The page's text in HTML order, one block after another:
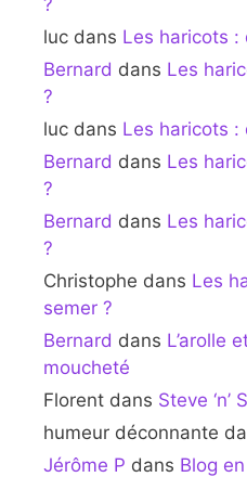
luc dans Les haricots :
Bernard dans Les
?
luc dans Les haricots :
Bernard dans Les
?
Bernard dans Les
?
Christophe dans Les
semer ?
Bernard dans L’arolle
moucheté
Florent dans Steve ‘n’
humeur déconnante
Jérôme P dans Blog